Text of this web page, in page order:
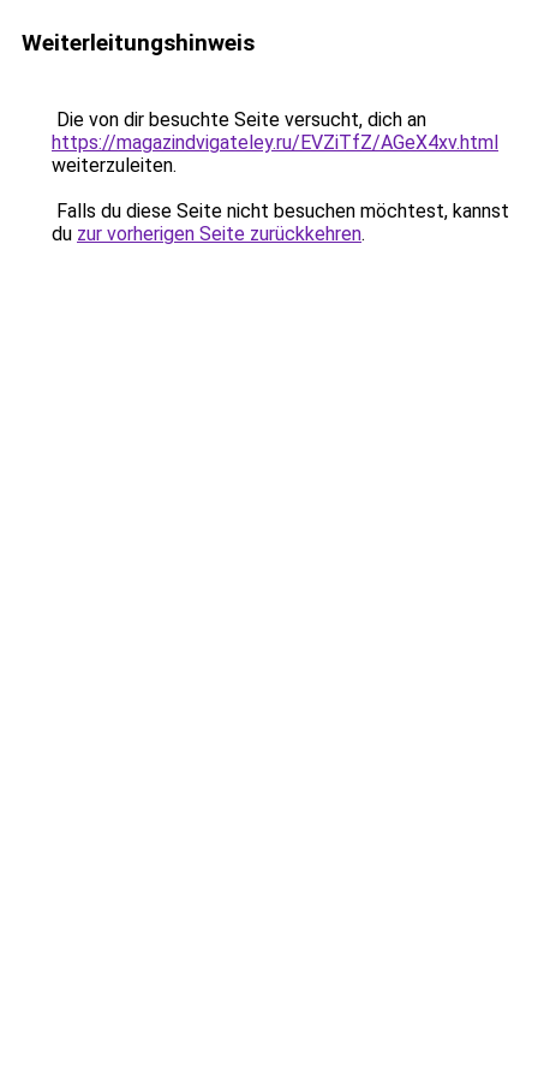
Weiterleitungshinweis
Die von dir besuchte Seite versucht, dich an
https://magazindvigateley.ru/EVZiTfZ/AGeX4xv.html
weiterzuleiten.
Falls du diese Seite nicht besuchen möchtest, kannst
du zur vorherigen Seite zurückkehren.